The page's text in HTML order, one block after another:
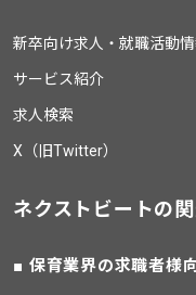
新卒向け求人・就職活動
サービス紹介
求人検索
X（旧Twitter）
ネクストビートの
保育業界の求職者様